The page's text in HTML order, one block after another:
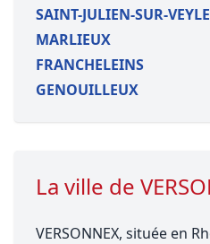
SAINT-JULIEN-SUR-VEYLE
MARLIEUX
FRANCHELEINS
GENOUILLEUX
La ville de
VERSONNEX, située en